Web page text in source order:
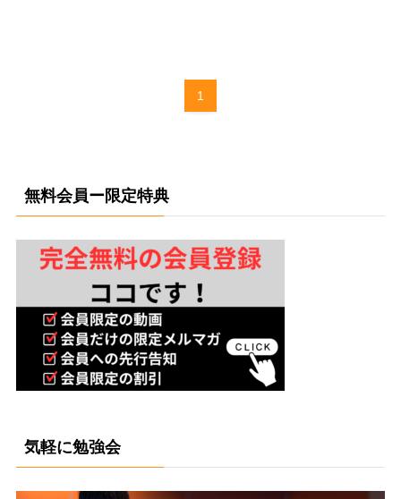
1
無料会員ー限定特典
気軽に勉強会